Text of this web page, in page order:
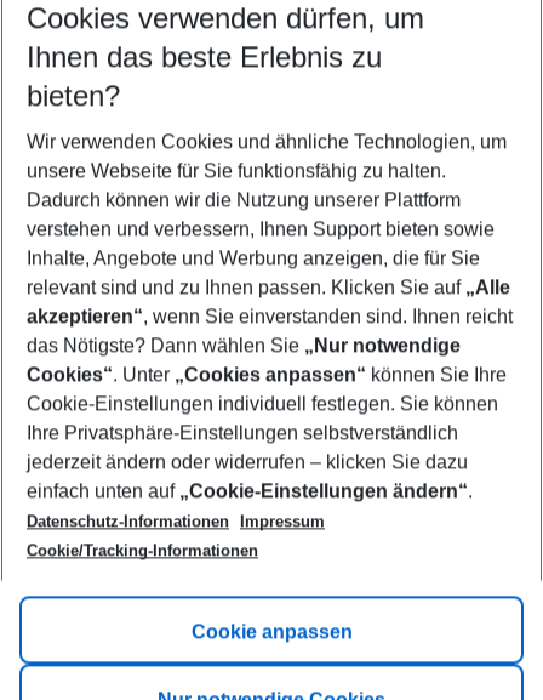
Customize your offer
Find the perfect deal which suits your best
Your departure airport
Any airport
Select your date range
09/08/26–07/08/27 5-8 nights
Who will travel
2 adults No children
Show more filter
Footer
Footer navigation
Title A
Link A
Cookies verwenden dürfen, um
Ihnen das beste Erlebnis zu
bieten?
Wir verwenden Cookies und ähnliche Technologien, um
unsere Webseite für Sie funktionsfähig zu halten.
Dadurch können wir die Nutzung unserer Plattform
verstehen und verbessern, Ihnen Support bieten sowie
Inhalte, Angebote und Werbung anzeigen, die für Sie
relevant sind und zu Ihnen passen. Klicken Sie auf „Alle
akzeptieren“, wenn Sie einverstanden sind. Ihnen reicht
das Nötigste? Dann wählen Sie „Nur notwendige
Cookies“. Unter „Cookies anpassen“ können Sie Ihre
Cookie-Einstellungen individuell festlegen. Sie können
Ihre Privatsphäre-Einstellungen selbstverständlich
jederzeit ändern oder widerrufen – klicken Sie dazu
einfach unten auf „Cookie-Einstellungen ändern“.
Datenschutz-Informationen
Impressum
Cookie/Tracking-Informationen
Cookie anpassen